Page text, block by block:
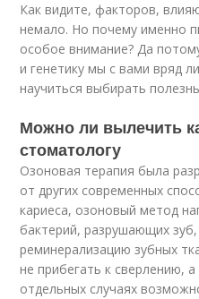
Как видите, факторов,
немало. Но почему именно
особое внимание? Да
и генетику мы с вами вряд
научиться выбирать
Можно ли вылечить
стоматологу
Озоновая терапия была
от других современных
кариеса, озоновый метод
бактерий, разрушающих
реминерализацию зубных
не прибегать к сверлению,
отдельных случаях